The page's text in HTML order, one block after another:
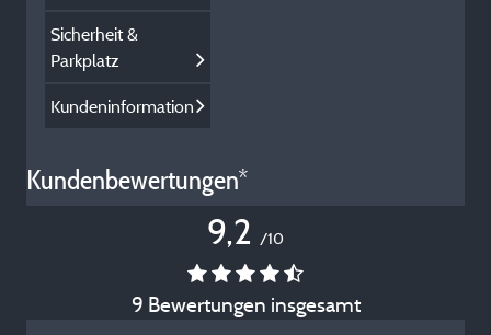
Sicherheit &
Parkplatz
Kundeninformation
Kundenbewertungen*
9,2 /10
9 Bewertungen insgesamt